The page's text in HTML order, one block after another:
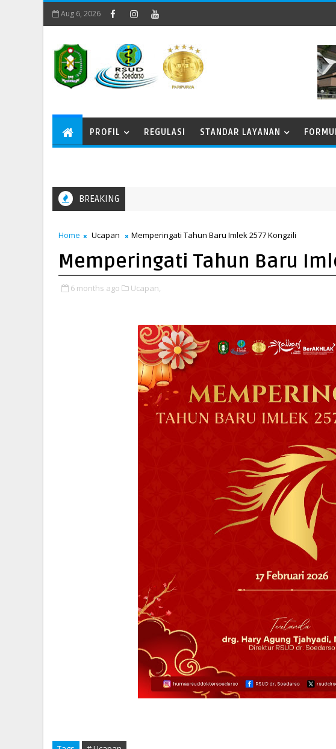
Aug 6, 2026
PROFIL REGULASI STANDAR LAYANAN
BREAKING
Home Ucapan Memperingati Tahun Baru Imlek 2577 Kongzili
Memperingati Tahun Baru
6 months ago Ucapan,